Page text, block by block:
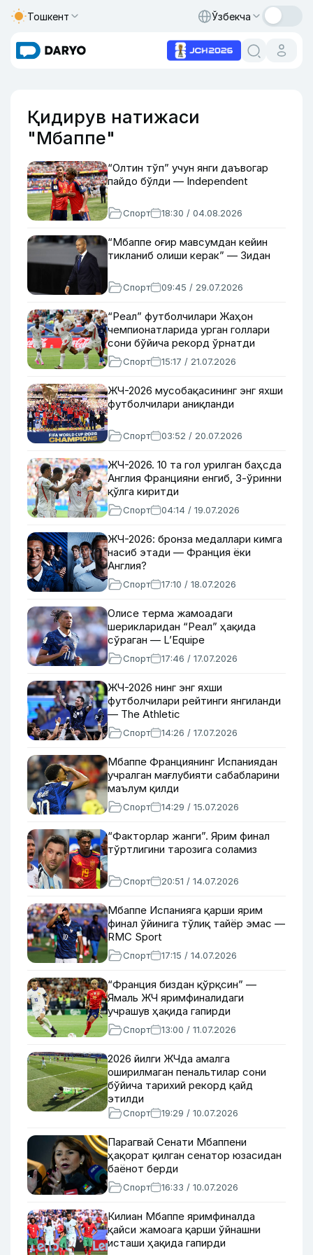
Тошкент Ўзбекча
Қидирув натижаси
"Мбаппе"
“Олтин тўп” учун янги даъвогар
пайдо бўлди — Independent
Спорт 18:30 / 04.08.2026
“Мбаппе оғир мавсумдан кейин
тикланиб олиши керак” — Зидан
Спорт 09:45 / 29.07.2026
“Реал” футболчилари Жаҳон
чемпионатларида урган голлари
сони бўйича рекорд ўрнатди
Спорт 15:17 / 21.07.2026
ЖЧ-2026 мусобақасининг энг яхши
футболчилари аниқланди
Спорт 03:52 / 20.07.2026
ЖЧ-2026. 10 та гол урилган баҳсда
Англия Францияни енгиб, 3-ўринни
қўлга киритди
Спорт 04:14 / 19.07.2026
ЖЧ-2026: бронза медаллари кимга
насиб этади — Франция ёки
Англия?
Спорт 17:10 / 18.07.2026
Олисе терма жамоадаги
шерикларидан “Реал” ҳақида
сўраган — L’Equipe
Спорт 17:46 / 17.07.2026
ЖЧ-2026 нинг энг яхши
футболчилари рейтинги янгиланди
— The Athletic
Спорт 14:26 / 17.07.2026
Мбаппе Франциянинг Испаниядан
учралган мағлубияти сабабларини
маълум қилди
Спорт 14:29 / 15.07.2026
“Факторлар жанги”. Ярим финал
тўртлигини тарозига соламиз
Спорт 20:51 / 14.07.2026
Мбаппе Испанияга қарши ярим
финал ўйинига тўлиқ тайёр эмас —
RMC Sport
Спорт 17:15 / 14.07.2026
“Франция биздан қўрқсин” —
Ямаль ЖЧ яримфиналидаги
учрашув ҳақида гапирди
Спорт 13:00 / 11.07.2026
2026 йилги ЖЧда амалга
оширилмаган пенальтилар сони
бўйича тарихий рекорд қайд
этилди
Спорт 19:29 / 10.07.2026
Парагвай Сенати Мбаппени
ҳақорат қилган сенатор юзасидан
баёнот берди
Спорт 16:33 / 10.07.2026
Килиан Мбаппе яримфиналда
қайси жамоага қарши ўйнашни
исташи ҳақида гапирди